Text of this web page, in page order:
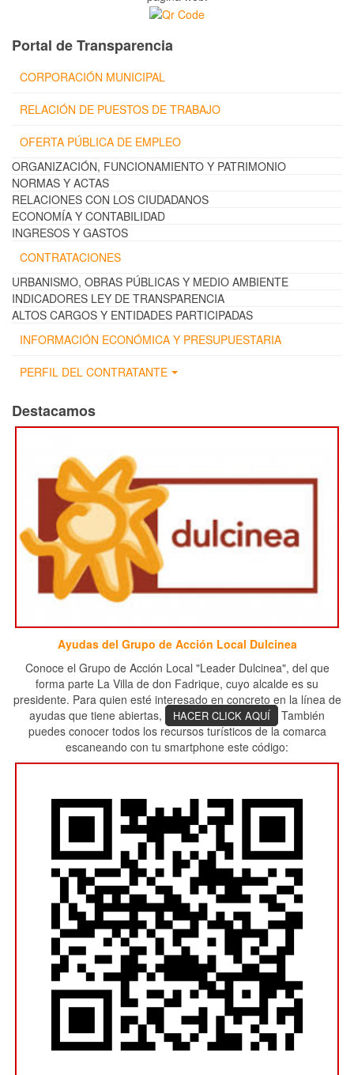
Portal de Transparencia
CORPORACIÓN MUNICIPAL
RELACIÓN DE PUESTOS DE TRABAJO
OFERTA PÚBLICA DE EMPLEO
ORGANIZACIÓN, FUNCIONAMIENTO Y PATRIMONIO
NORMAS Y ACTAS
RELACIONES CON LOS CIUDADANOS
ECONOMÍA Y CONTABILIDAD
INGRESOS Y GASTOS
CONTRATACIONES
URBANISMO, OBRAS PÚBLICAS Y MEDIO AMBIENTE
INDICADORES LEY DE TRANSPARENCIA
ALTOS CARGOS Y ENTIDADES PARTICIPADAS
INFORMACIÓN ECONÓMICA Y PRESUPUESTARIA
PERFIL DEL CONTRATANTE
Destacamos
Ayudas del Grupo de Acción Local Dulcinea
Conoce el Grupo de Acción Local "Leader Dulcinea", del que
forma parte La Villa de don Fadrique, cuyo alcalde es su
presidente. Para quien esté interesado en concreto en la línea de
ayudas que tiene abiertas,
HACER CLICK AQUÍ
También
puedes conocer todos los recursos turísticos de la comarca
escaneando con tu smartphone este código: